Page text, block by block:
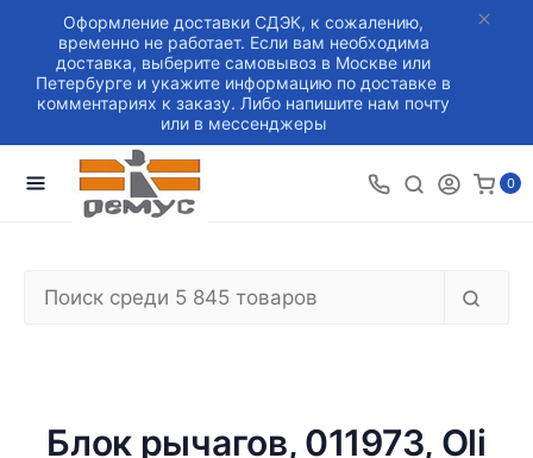
Оформление доставки СДЭК, к сожалению,
временно не работает. Если вам необходима
доставка, выберите самовывоз в Москве или
Петербурге и укажите информацию по доставке в
комментариях к заказу. Либо напишите нам почту
или в мессенджеры
0
Блок рычагов, 011973, Oli